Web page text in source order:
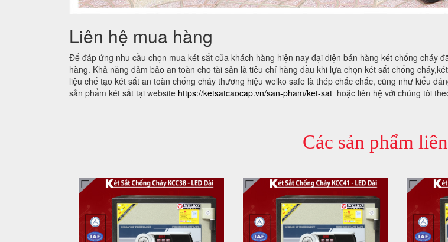
Liên hệ mua hàng
Để đáp ứng nhu cầu chọn mua két sắt của khách hàng hiện nay đại diện bán hàng két chống cháy
hàng. Khả năng đảm bảo an toàn cho tài sản là tiêu chí hàng đầu khi lựa chọn két sắt chống
liệu chế tạo két sắt an toàn chống cháy thương hiệu welko safe là thép chắc chắc, cũng như kiểu
sản phẩm két sắt tại website https://ketsatcaocap.vn/san-pham/ket-sat hoặc liên hệ với chúng tôi
Các sản phẩm